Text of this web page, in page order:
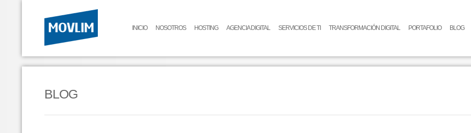
INICIO NOSOTROS HOSTING AGENCIA DIGITAL SERVICIOS DE TI TRANSFORMACIÓN DIGITAL PORTAFOLIO BLOG
BLOG